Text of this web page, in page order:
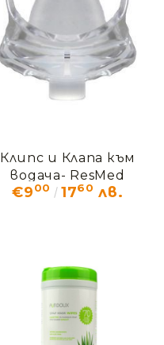
Клипс и Клапа към
водача- ResMed
Quattro FX
€900 1760 лв.